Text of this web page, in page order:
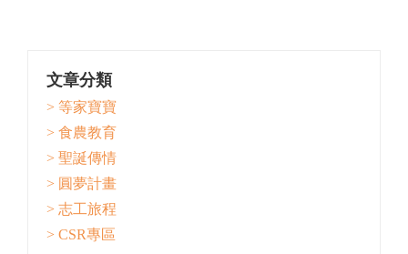
文章分類
> 等家寶寶
> 食農教育
> 聖誕傳情
> 圓夢計畫
> 志工旅程
> CSR專區